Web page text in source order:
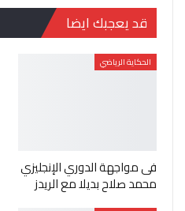
قد يعجبك ايضا
الحكاية الرياضي
فى مواجهة الدوري الإنجليزي
محمد صلاح بديلا مع الريدز